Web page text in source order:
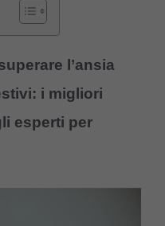
l’ansia
i migliori
esperti per